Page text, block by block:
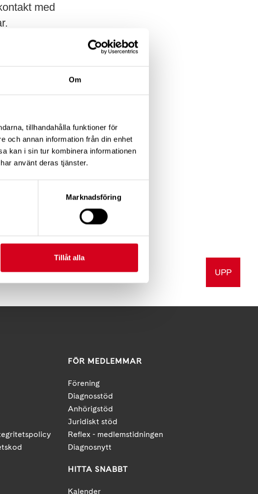
Om
tillhandahålla funktioner för
och annan information från din enhet
kan i sin tur kombinera informationen
använt deras tjänster.
Marknadsföring
Tillåt alla
med
utveckling,
förena” , att
här och
Skriv ut UPP
FÖR MEDLEMMAR
Förening
Diagnosstöd
Anhörigstöd
Juridiskt stöd
Reflex - medlemstidningen
Diagnosnytt
HITTA SNABBT
Kalender